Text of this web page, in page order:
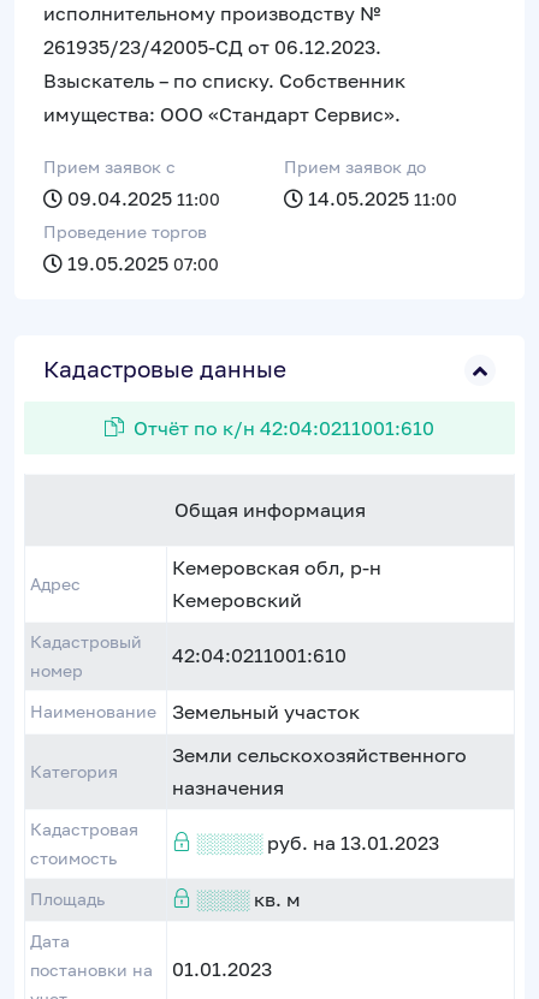
исполнительному производству №
261935/23/42005-СД от 06.12.2023.
Взыскатель – по списку. Собственник
имущества: ООО «Стандарт Сервис».
Прием заявок c
09.04.2025 11:00
Прием заявок до
14.05.2025 11:00
Проведение торгов
19.05.2025 07:00
Кадастровые данные
Отчёт по к/н 42:04:0211001:610
Общая информация
Адрес
Кемеровская обл, р-н
Кемеровский
Кадастровый
номер
42:04:0211001:610
Наименование Земельный участок
Категория
Земли сельскохозяйственного
назначения
Кадастровая
стоимость
░░░░░руб. на 13.01.2023
Площадь ░░░░кв. м
Дата
постановки на
01.01.2023